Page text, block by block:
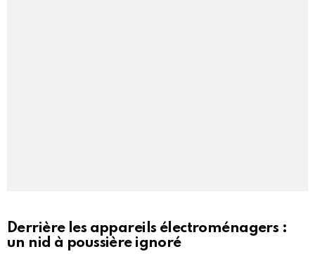
Derrière les appareils électroménagers :
un nid à poussière ignoré